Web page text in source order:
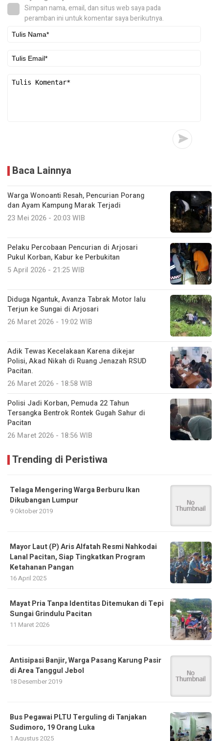
Simpan nama, email, dan situs web saya pada
peramban ini untuk komentar saya berikutnya.
Baca Lainnya
Warga Wonoanti Resah, Pencurian Porang
dan Ayam Kampung Marak Terjadi
23 Mei 2026 - 20:03 WIB
Pelaku Percobaan Pencurian di Arjosari
Pukul Korban, Kabur ke Perbukitan
5 April 2026 - 21:25 WIB
Diduga Ngantuk, Avanza Tabrak Motor lalu
Terjun ke Sungai di Arjosari
26 Maret 2026 - 19:02 WIB
Adik Tewas Kecelakaan Karena dikejar
Polisi, Akad Nikah di Ruang Jenazah RSUD
Pacitan.
26 Maret 2026 - 18:58 WIB
Polisi Jadi Korban, Pemuda 22 Tahun
Tersangka Bentrok Rontek Gugah Sahur di
Pacitan
26 Maret 2026 - 18:56 WIB
Trending di Peristiwa
Telaga Mengering Warga Berburu Ikan
Dikubangan Lumpur
9 Oktober 2019
Mayor Laut (P) Aris Alfatah Resmi Nahkodai
Lanal Pacitan, Siap Tingkatkan Program
Ketahanan Pangan
16 April 2025
Mayat Pria Tanpa Identitas Ditemukan di Tepi
Sungai Grindulu Pacitan
11 Maret 2026
Antisipasi Banjir, Warga Pasang Karung Pasir
di Area Tanggul Jebol
18 Desember 2019
Bus Pegawai PLTU Terguling di Tanjakan
Sudimoro, 19 Orang Luka
1 Agustus 2025